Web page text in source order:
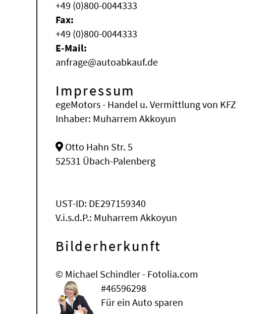
+49 (0)800-0044333
Fax:
+49 (0)800-0044333
E-Mail:
anfrage@autoabkauf.de
Impressum
egeMotors - Handel u. Vermittlung von KFZ
Inhaber: Muharrem Akkoyun
Otto Hahn Str. 5
52531 Übach-Palenberg
UST-ID: DE297159340
V.i.s.d.P.: Muharrem Akkoyun
Bilderherkunft
© Michael Schindler - Fotolia.com
#46596298
Für ein Auto sparen